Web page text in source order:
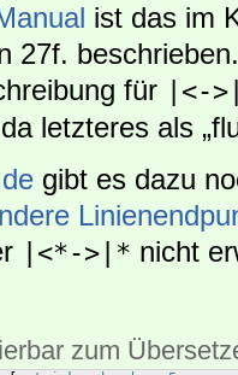
ist das im
27f.
für
|<-
letzteres als
gibt es dazu
|<*->|* nicht
zum